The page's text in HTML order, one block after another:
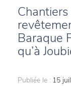
Baraque
qu’à
Publiée le : 15